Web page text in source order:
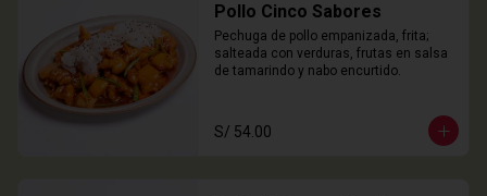
Pollo Cinco Sabores
Pechuga de pollo empanizada, frita;
salteada con verduras, frutas en salsa
de tamarindo y nabo encurtido.
S/ 54.00